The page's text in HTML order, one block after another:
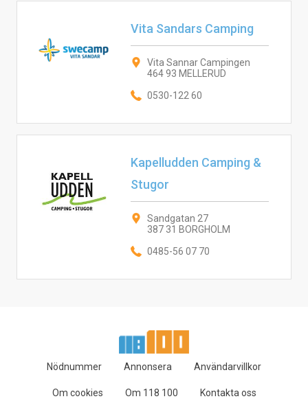
Vita Sandars Camping
Vita Sannar Campingen
464 93 MELLERUD
0530-122 60
Kapelludden Camping &
Stugor
Sandgatan 27
387 31 BORGHOLM
0485-56 07 70
Nödnummer Annonsera Användarvillkor
Om cookies Om 118 100 Kontakta oss